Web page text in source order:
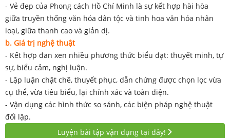
- Vẻ đẹp của Phong cách Hồ Chí Minh là sự kết hợp hài hòa
giữa truyền thống văn hóa dân tộc và tinh hoa văn hóa nhân
loại, giữa thanh cao và giản dị.
b. Giá trị nghệ thuật
- Kết hợp đan xen nhiều phương thức biểu đạt: thuyết minh, tự
sự, biểu cảm, nghị luận.
- Lập luận chặt chẽ, thuyết phục, dẫn chứng được chọn lọc vừa
cụ thể, vừa tiêu biểu, lại chính xác và toàn diện.
- Vận dụng các hình thức so sánh, các biện pháp nghệ thuật
đối lập.
Luyện bài tập vận dụng tại đây!